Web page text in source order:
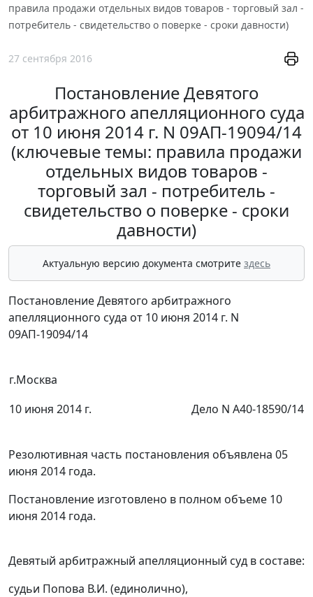
правила продажи отдельных видов товаров - торговый зал -
потребитель - свидетельство о поверке - сроки давности)
27 сентября 2016
Постановление Девятого
арбитражного апелляционного суда
от 10 июня 2014 г. N 09АП-19094/14
(ключевые темы: правила продажи
отдельных видов товаров -
торговый зал - потребитель -
свидетельство о поверке - сроки
давности)
Актуальную версию документа смотрите здесь
Постановление Девятого арбитражного
апелляционного суда от 10 июня 2014 г. N
09АП-19094/14
г.Москва
10 июня 2014 г.
Дело N А40-18590/14
Резолютивная часть постановления объявлена 05
июня 2014 года.
Постановление изготовлено в полном объеме 10
июня 2014 года.
Девятый арбитражный апелляционный суд в составе:
судьи Попова В.И. (единолично),